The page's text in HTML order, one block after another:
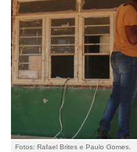
Fotos: Rafael Brites e Paulo Gomes.